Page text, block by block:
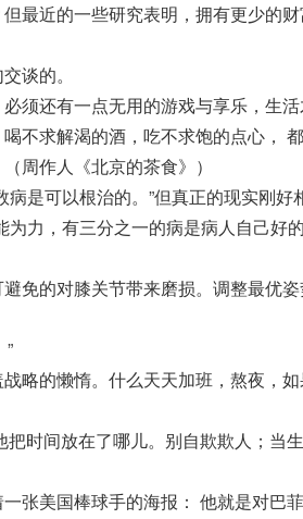
最近的一些研究表明，拥有更少的
谈的。
须还有一点无用的游戏与享乐，生
不求解渴的酒，吃不求饱的点心，
周作人《北京的茶食》）
病是可以根治的。”但真正的现实刚好
为力，有三分之一的病是病人自己好
免的对膝关节带来磨损。调整最优
略的懒惰。什么天天加班，熬夜，
时间放在了哪儿。别自欺欺人；当
张美国棒球手的海报： 他就是对巴